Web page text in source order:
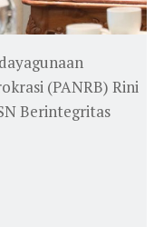
(PANRB) Rini
Berintegritas